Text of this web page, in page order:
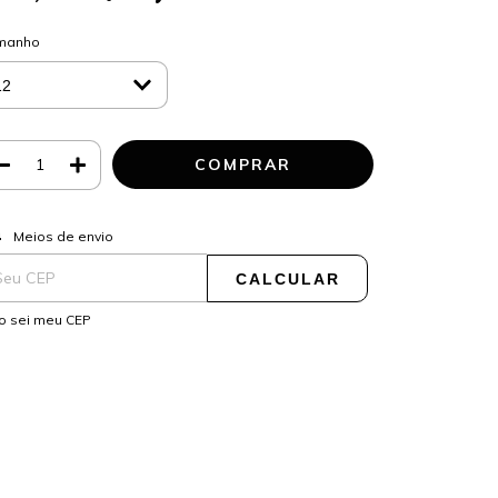
para o CEP:
Meios de envio
CALCULAR
sei meu CEP